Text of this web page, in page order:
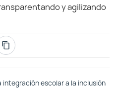
y agilizando
integración escolar a la inclusión